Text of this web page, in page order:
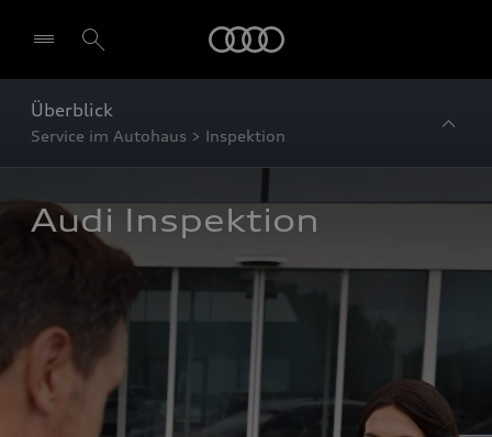
Überblick
Service im Autohaus > Inspektion
Audi Inspektion